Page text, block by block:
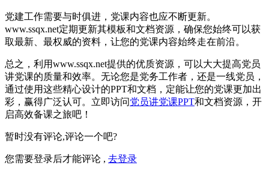
党建工作需要与时俱进，党课内容也应不断更新。
www.ssqx.net定期更新其模板和文档资源，确保您始终可以获
取最新、最权威的资料，让您的党课内容始终走在前沿。
总之，利用www.ssqx.net提供的优质资源，可以大大提高党员
讲党课的质量和效率。无论您是党务工作者，还是一线党员，
通过使用这些精心设计的PPT和文档，定能让您的党课更加出
彩，赢得广泛认可。立即访问党员讲党课PPT和文档资源，开
启高效备课之旅吧！
暂时没有评论,评论一个吧?
您需要登录后才能评论 , 去登录